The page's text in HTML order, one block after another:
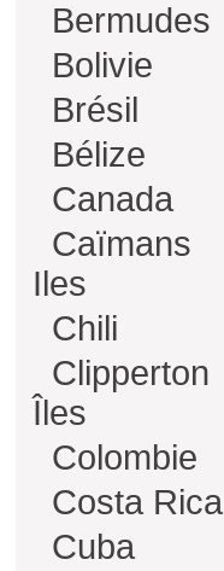
Bermudes
Bolivie
Brésil
Bélize
Canada
Caïmans
Iles
Chili
Clipperton
Îles
Colombie
Costa Rica
Cuba